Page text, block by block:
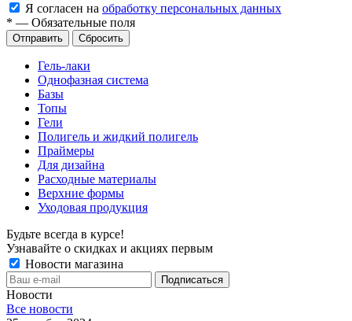
Я согласен на обработку персональных данных
* — Обязательные поля
Сбросить
Гель-лаки
Однофазная система
Базы
Топы
Гели
Полигель и жидкий полигель
Праймеры
Для дизайна
Расходные материалы
Верхние формы
Уходовая продукция
Будьте всегда в курсе!
Узнавайте о скидках и акциях первым
Новости магазина
Новости
Все новости